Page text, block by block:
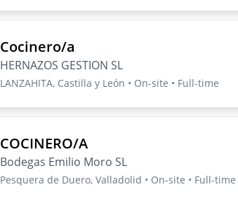
Cocinero/a
HERNAZOS GESTION SL
LANZAHITA, Castilla y León • On-site • Full-time
COCINERO/A
Bodegas Emilio Moro SL
Pesquera de Duero, Valladolid • On-site • Full-time